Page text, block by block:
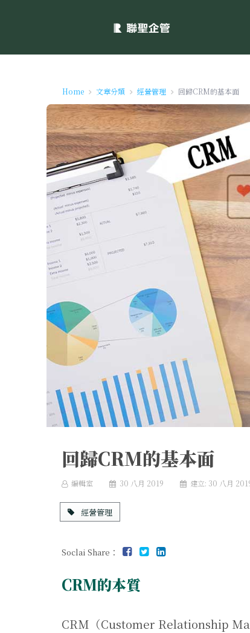
Home 文章分類 經營管理 回歸CRM的基本面
回歸CRM的基本面
編輯室 30 八月 2019 建立: 30 八月
經營管理
Soclai Share：
CRM的本質
CRM（Customer Relationship